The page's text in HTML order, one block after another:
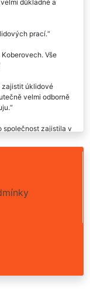
důkladné a
prací.
Vše
zajistit úklidové
velmi odborně
společnost zajistila v